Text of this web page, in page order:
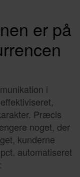
er på
i
Præcis
noget, der
kunderne
automatiseret